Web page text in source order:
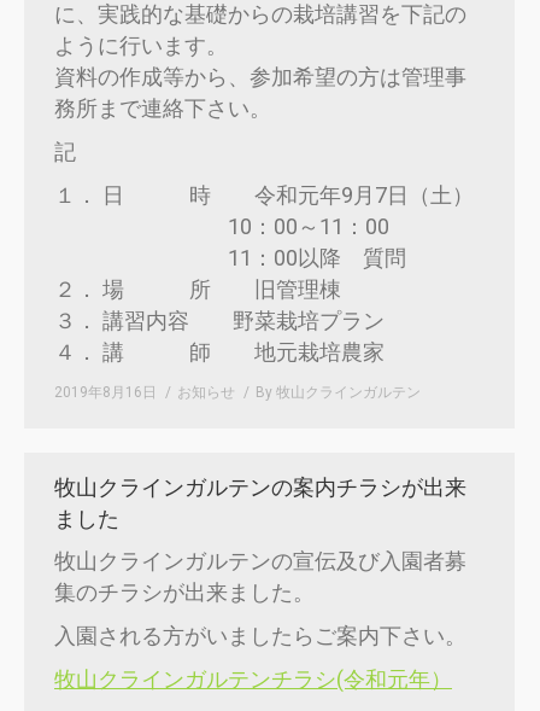
に、実践的な基礎からの栽培講習を下記の
ように行います。
資料の作成等から、参加希望の方は管理事
務所まで連絡下さい。
記
１． 日 時 令和元年9月7日（土）
10：00～11：00
11：00以降 質問
２． 場 所 旧管理棟
３． 講習内容 野菜栽培プラン
４． 講 師 地元栽培農家
2019年8月16日 お知らせ By 牧山クラインガルテン
牧山クラインガルテンの案内チラシが出来
ました
牧山クラインガルテンの宣伝及び入園者募
集のチラシが出来ました。
入園される方がいましたらご案内下さい。
牧山クラインガルテンチラシ(令和元年）